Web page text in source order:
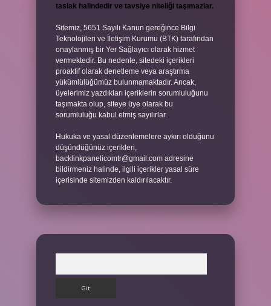
taslak halindedir ve tavsiye niteliği taşımazlar.
Sitemiz, 5651 Sayılı Kanun gereğince Bilgi
Teknolojileri ve İletişim Kurumu (BTK) tarafından
onaylanmış bir Yer Sağlayıcı olarak hizmet
vermektedir. Bu nedenle, sitedeki içerikleri
proaktif olarak denetleme veya araştırma
yükümlülüğümüz bulunmamaktadır. Ancak,
üyelerimiz yazdıkları içeriklerin sorumluluğunu
taşımakta olup, siteye üye olarak bu
sorumluluğu kabul etmiş sayılırlar.
Hukuka ve yasal düzenlemelere aykırı olduğunu
düşündüğünüz içerikleri,
backlinkpanelicomtr@gmail.com adresine
bildirmeniz halinde, ilgili içerikler yasal süre
içerisinde sitemizden kaldırılacaktır.